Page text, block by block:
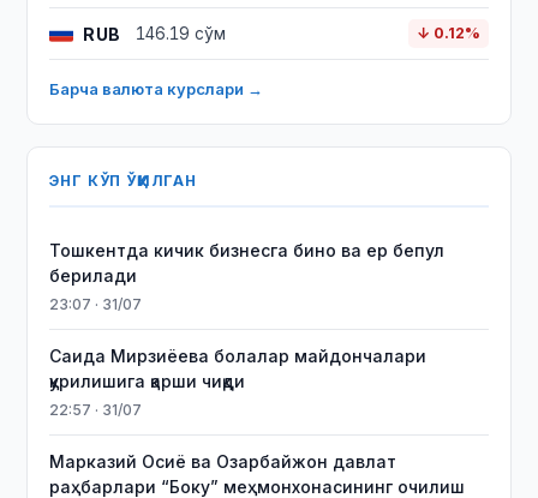
RUB 146.19 сўм ↓ 0.12%
Барча валюта курслари →
ЭНГ КЎП ЎҚИЛГАН
Тошкентда кичик бизнесга бино ва ер бепул
берилади
23:07 · 31/07
Саида Мирзиёева болалар майдончалари
қурилишига қарши чиқди
22:57 · 31/07
Марказий Осиё ва Озарбайжон давлат
раҳбарлари “Боку” меҳмонхонасининг очилиш